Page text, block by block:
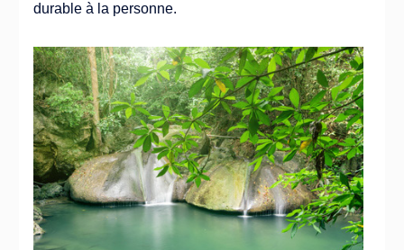
durable à la personne.